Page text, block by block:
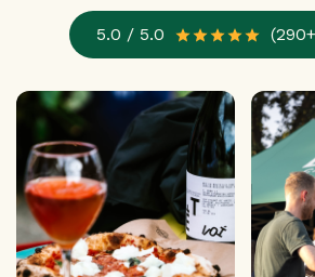
5.0 / 5.0